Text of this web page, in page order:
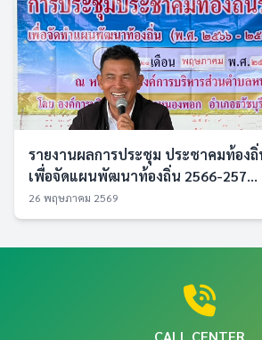
รายงานผลการประชุม ประชาคมท้อง
เพื่อจัดแผนพัฒนาท้องถิ่น 2566-257...
26 พฤษภาคม 2569
CALL CENTER